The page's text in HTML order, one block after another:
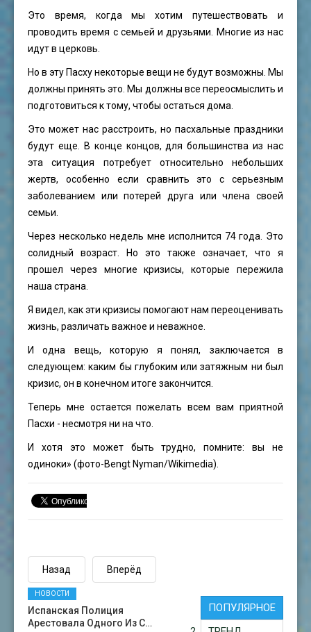
Это время, когда мы хотим путешествовать и
проводить время с семьей и друзьями. Многие из нас
идут в церковь.
Но в эту Пасху некоторые вещи не будут возможны. Мы
должны принять это. Мы должны все переосмыслить и
подготовиться к тому, чтобы остаться дома.
Это может нас расстроить, но пасхальные праздники
будут еще. В конце концов, для большинства из нас
эта ситуация потребует относительно небольших
жертв, особенно если сравнить это с серьезным
заболеванием или потерей друга или члена своей
семьи.
Через несколько недель мне исполнится 74 года. Это
солидный возраст. Но это также означает, что я
прошел через многие кризисы, которые пережила
наша страна.
Я видел, как эти кризисы помогают нам переоценивать
жизнь, различать важное и неважное.
И одна вещь, которую я понял, заключается в
следующем: каким бы глубоким или затяжным ни был
кризис, он в конечном итоге закончится.
Теперь мне остается пожелать всем вам приятной
Пасхи - несмотря ни на что.
И хотя это может быть трудно, помните: вы не
одиноки» (фото-Bengt Nyman/Wikimedia).
Назад Вперёд
ПОПУЛЯРНОЕ
Испанская Полиция
Арестовала Одного Из С…
НОВОСТИ